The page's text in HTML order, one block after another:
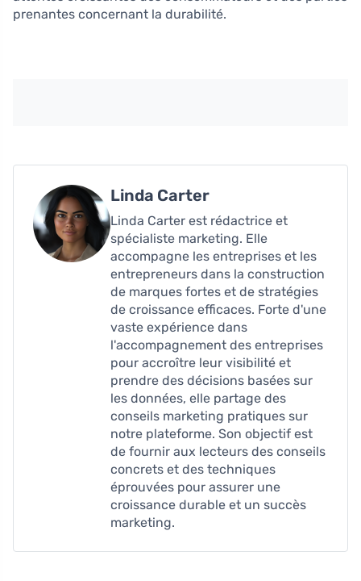
prenantes concernant la durabilité.
Linda Carter
Linda Carter est rédactrice et
spécialiste marketing. Elle
accompagne les entreprises et les
entrepreneurs dans la construction
de marques fortes et de stratégies
de croissance efficaces. Forte d'une
vaste expérience dans
l'accompagnement des entreprises
pour accroître leur visibilité et
prendre des décisions basées sur
les données, elle partage des
conseils marketing pratiques sur
notre plateforme. Son objectif est
de fournir aux lecteurs des conseils
concrets et des techniques
éprouvées pour assurer une
croissance durable et un succès
marketing.